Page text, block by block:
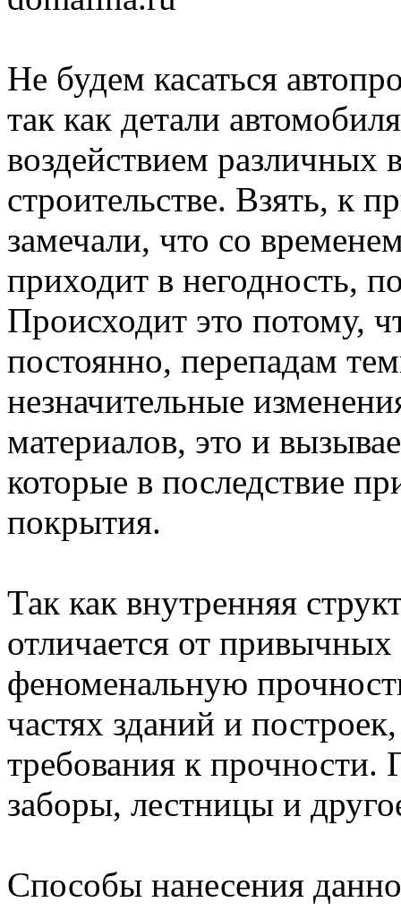
Не будем касаться
так как детали
воздействием различных
строительстве. Взять, к
замечали, что со
приходит в негодность,
Происходит это потому,
постоянно, перепадам
незначительные
материалов, это и
которые в последствие
покрытия.
Так как внутренняя
отличается от
феноменальную
частях зданий и
требования к прочности.
заборы, лестницы и
Способы нанесения